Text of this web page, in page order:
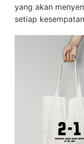
yang akan
setiap